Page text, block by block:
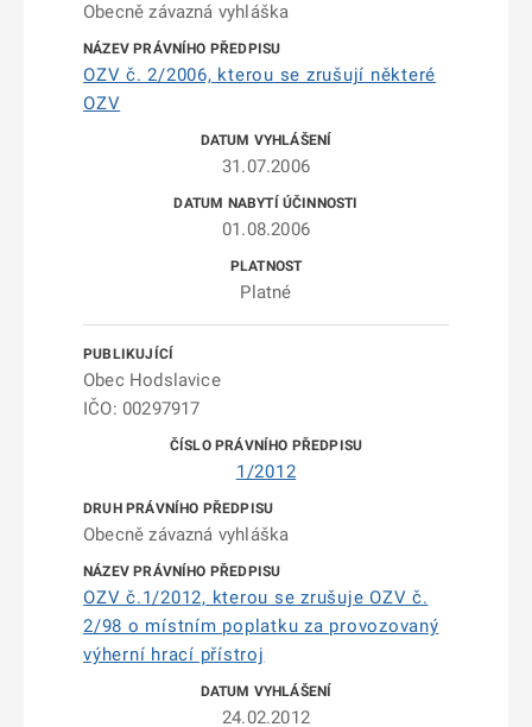
Obecně závazná vyhláška
OZV č. 2/2006, kterou se zrušují některé
OZV
31.07.2006
01.08.2006
Platné
Obec Hodslavice
IČO: 00297917
1/2012
Obecně závazná vyhláška
OZV č.1/2012, kterou se zrušuje OZV č.
2/98 o místním poplatku za provozovaný
výherní hrací přístroj
24.02.2012